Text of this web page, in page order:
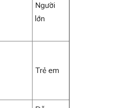
Người
lớn
Trẻ em